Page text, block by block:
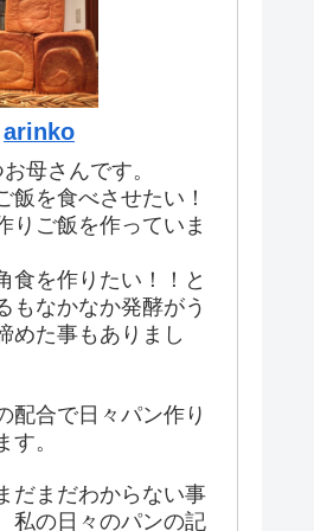
arinko
母さんです。
飯を食べさせたい！
りご飯を作っていま
を作りたい！！と
もなかなか発酵がう
めた事もありまし
配合で日々パン作り
す。
だまだわからない事
私の日々のパンの記